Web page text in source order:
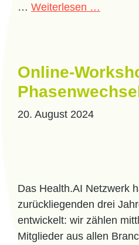
… Weiterlesen …
Online-
20. August 2024
Das Health.AI Netzwerk
zurückliegenden drei
entwickelt: wir zählen
Mitglieder aus allen